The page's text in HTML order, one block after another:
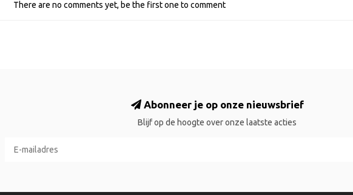
There are no comments yet, be the first one to comment
Abonneer je op onze nieuwsbrief
Blijf op de hoogte over onze laatste acties